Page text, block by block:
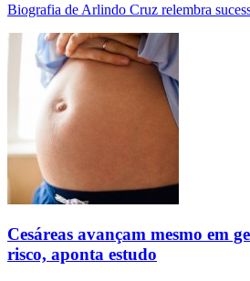
Biografia de Arlindo Cruz relembra
Cesáreas avançam mesmo em
risco, aponta estudo